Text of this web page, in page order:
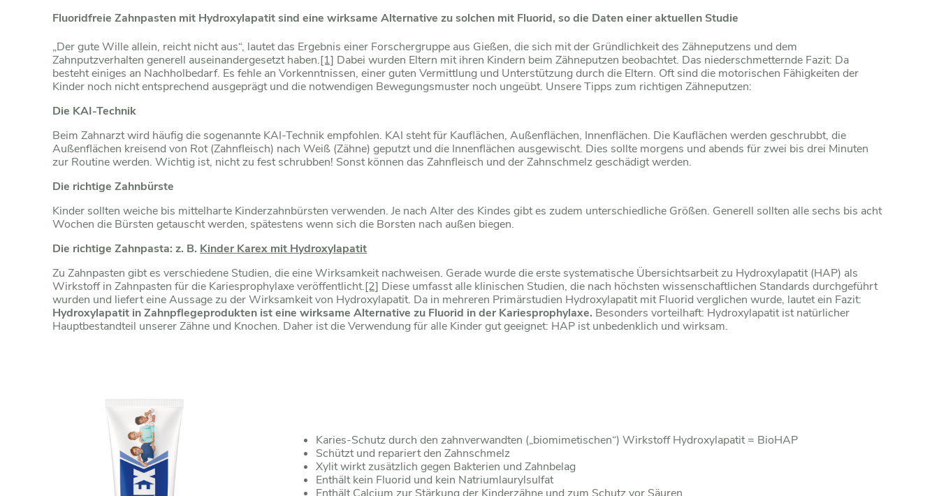
Fluoridfreie Zahnpasten mit Hydroxylapatit sind eine wirksame Alternative zu solchen mit Fluorid, so die Daten einer aktuellen Studie
„Der gute Wille allein, reicht nicht aus“, lautet das Ergebnis einer Forschergruppe aus Gießen, die sich mit der Gründlichkeit des Zähneputzens und dem
Zahnputzverhalten generell auseinandergesetzt haben.[1] Dabei wurden Eltern mit ihren Kindern beim Zähneputzen beobachtet. Das niederschmetternde Fazit: Da
besteht einiges an Nachholbedarf. Es fehle an Vorkenntnissen, einer guten Vermittlung und Unterstützung durch die Eltern. Oft sind die motorischen Fähigkeiten der
Kinder noch nicht entsprechend ausgeprägt und die notwendigen Bewegungsmuster noch ungeübt. Unsere Tipps zum richtigen Zähneputzen:
Die KAI-Technik
Beim Zahnarzt wird häufig die sogenannte KAI-Technik empfohlen. KAI steht für Kauflächen, Außenflächen, Innenflächen. Die Kauflächen werden geschrubbt, die
Außenflächen kreisend von Rot (Zahnfleisch) nach Weiß (Zähne) geputzt und die Innenflächen ausgewischt. Dies sollte morgens und abends für zwei bis drei Minuten
zur Routine werden. Wichtig ist, nicht zu fest schrubben! Sonst können das Zahnfleisch und der Zahnschmelz geschädigt werden.
Die richtige Zahnbürste
Kinder sollten weiche bis mittelharte Kinderzahnbürsten verwenden. Je nach Alter des Kindes gibt es zudem unterschiedliche Größen. Generell sollten alle sechs bis acht
Wochen die Bürsten getauscht werden, spätestens wenn sich die Borsten nach außen biegen.
Die richtige Zahnpasta: z. B. Kinder Karex mit Hydroxylapatit
Zu Zahnpasten gibt es verschiedene Studien, die eine Wirksamkeit nachweisen. Gerade wurde die erste systematische Übersichtsarbeit zu Hydroxylapatit (HAP) als
Wirkstoff in Zahnpasten für die Kariesprophylaxe veröffentlicht.[2] Diese umfasst alle klinischen Studien, die nach höchsten wissenschaftlichen Standards durchgeführt
wurden und liefert eine Aussage zu der Wirksamkeit von Hydroxylapatit. Da in mehreren Primärstudien Hydroxylapatit mit Fluorid verglichen wurde, lautet ein Fazit:
Hydroxylapatit in Zahnpflegeprodukten ist eine wirksame Alternative zu Fluorid in der Kariesprophylaxe. Besonders vorteilhaft: Hydroxylapatit ist natürlicher
Hauptbestandteil unserer Zähne und Knochen. Daher ist die Verwendung für alle Kinder gut geeignet: HAP ist unbedenklich und wirksam.
Karies-Schutz durch den zahnverwandten („biomimetischen“) Wirkstoff Hydroxylapatit = BioHAP
Schützt und repariert den Zahnschmelz
Xylit wirkt zusätzlich gegen Bakterien und Zahnbelag
Enthält kein Fluorid und kein Natriumlaurylsulfat